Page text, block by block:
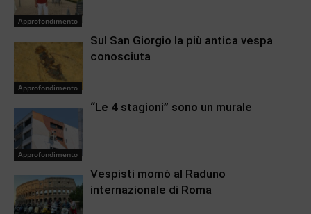
Approfondimento
Approfondimento
Sul San Giorgio la più antica vespa
conosciuta
Approfondimento
“Le 4 stagioni” sono un murale
Vespisti momò al Raduno
internazionale di Roma